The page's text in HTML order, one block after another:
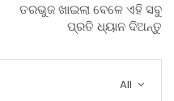
ତରଭୁଜ ଖାଇଲା ବେଳେ ଏହି ସବୁ
ପ୍ରତି ଧ୍ୟାନ ଦିଅନ୍ତୁ
All